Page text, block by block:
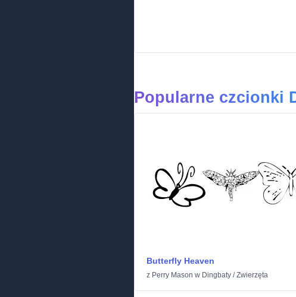
Popularne czcionki
Butterfly Heaven
z Perry Mason w Dingbaty /Zwierzęta